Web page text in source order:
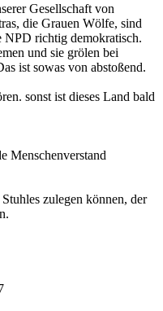
Gesellschaft von
die Grauen Wölfe, sind
NPD richtig demokratisch.
und sie grölen bei
ist sowas von abstoßend.
sonst ist dieses Land bald
Menschenverstand
zulegen können, der